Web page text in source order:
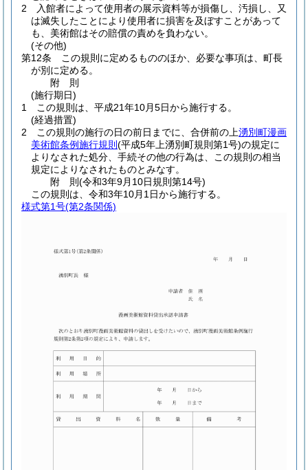
2
入館者によって使用者の展示資料等が損傷し、汚損し、又
は滅失したことにより使用者に損害を及ぼすことがあって
も、美術館はその賠償の責めを負わない。
(その他)
第12条
この規則に定めるもののほか、必要な事項は、町長
が別に定める。
附 則
(施行期日)
1
この規則は、平成21年10月5日から施行する。
(経過措置)
2
この規則の施行の日の前日までに、合併前の上湧別町漫画
美術館条例施行規則 (平成5年上湧別町規則第1号)の規定に
よりなされた処分、手続その他の行為は、この規則の相当
規定によりなされたものとみなす。
附 則(令和3年9月10日規則第14号)
この規則は、令和3年10月1日から施行する。
様式第1号(第2条関係)